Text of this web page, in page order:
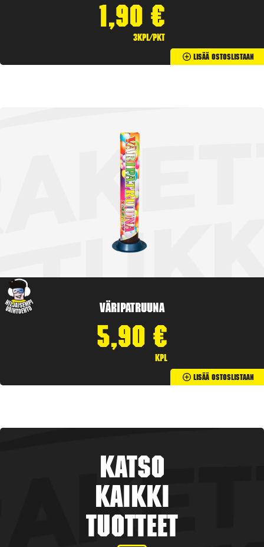
1,90 €
3kpl/pkt
Lisää Ostoslistaan
Väripatruuna
5,90 €
kpl
Lisää Ostoslistaan
Katso
kaikki
tuotteet